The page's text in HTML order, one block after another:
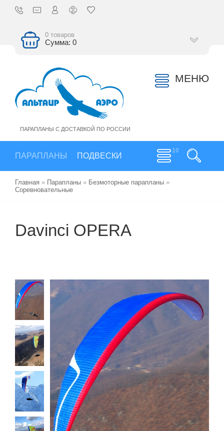
0 товаров
Сумма: 0
ПАРАПЛАНЫ С ДОСТАВКОЙ ПО РОССИИ
МЕНЮ
ПАРАПЛАНЫ ПОДВЕСКИ
Главная » Парапланы » Безмоторные парапланы »
Соревновательные
Davinci OPERA